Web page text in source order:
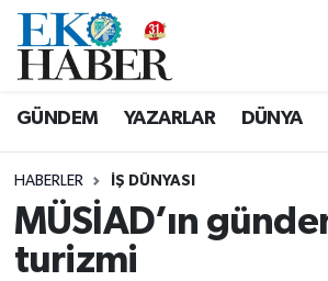
GÜNDEM YAZARLAR DÜNYA
HABERLER İŞ DÜNYASI
MÜSİAD’ın
turizmi
Hava Durumu
Süper Lig Puan Durumu ve
Tüm Manşetler